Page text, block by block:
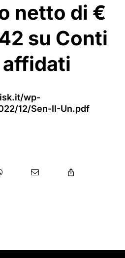
netto di €
su Conti
wp-
12/Sen-II-Un.pdf